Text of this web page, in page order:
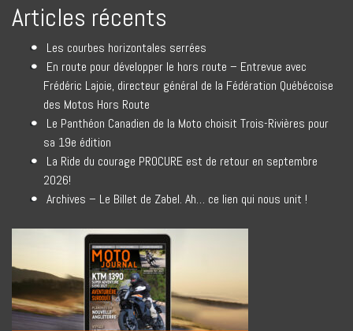
Articles récents
Les courbes horizontales serrées
En route pour développer le hors route – Entrevue avec
Frédéric Lajoie, directeur général de la Fédération Québécoise
des Motos Hors Route
Le Panthéon Canadien de la Moto choisit Trois-Rivières pour
sa 19e édition
La Ride du courage PROCURE est de retour en septembre
2026!
Archives – Le Billet de Zabel. Ah… ce lien qui nous unit !